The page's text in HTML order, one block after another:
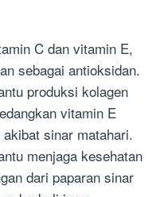
C dan vitamin E,
sebagai antioksidan.
produksi kolagen
vitamin E
sinar matahari.
menjaga kesehatan
dari paparan sinar